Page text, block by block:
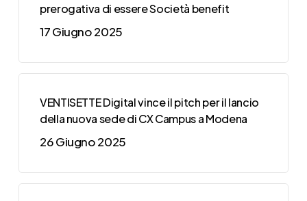
prerogativa di essere Società benefit
17 Giugno 2025
VENTISETTE Digital vince il pitch per il lancio
della nuova sede di CX Campus a Modena
26 Giugno 2025